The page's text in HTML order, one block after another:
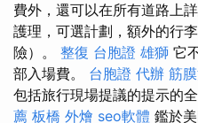
費外，還可以在所有道路上
護理，可選計劃，額外的行
險）。 整復 台胞證 雄獅 它
部入場費。 台胞證 代辦 筋
包括旅行現場提議的提示的
薦 板橋 外燴 seo軟體 鑑於